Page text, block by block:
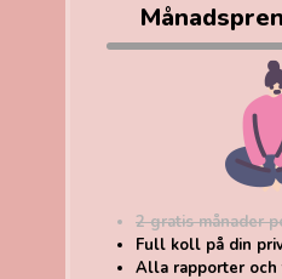
2 gratis månader
Full koll på din
Alla rapporter och